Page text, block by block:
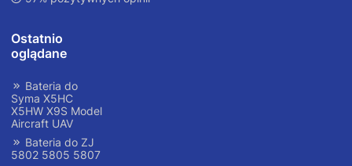
Ostatnio
oglądane
Bateria do
Syma X5HC
X5HW X9S Model
Aircraft UAV
Bateria do ZJ
5802 5805 5807